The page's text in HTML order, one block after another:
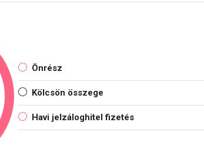
Önrész
Kölcsön összege
Havi jelzáloghitel fizetés